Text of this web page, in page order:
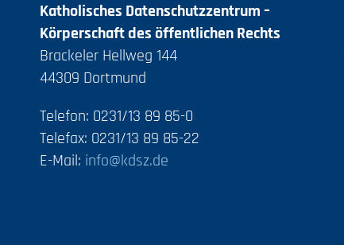
Katholisches Datenschutzzentrum –
Körperschaft des öffentlichen Rechts
Brackeler Hellweg 144
44309 Dortmund
Telefon: 0231/13 89 85-0
Telefax: 0231/13 89 85-22
E-Mail: info@kdsz.de